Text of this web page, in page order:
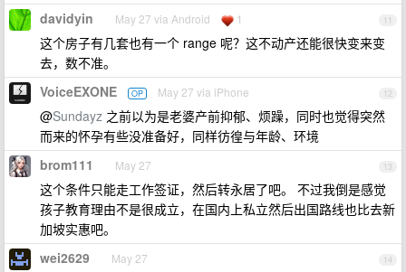
11
davidyin May 27 via Android 1
这个房子有几套也有一个 range 呢？这不动产还能很快变来变
去，数不准。
12
VoiceEXONE OP May 27 via iPhone
@Sundayz 之前以为是老婆产前抑郁、烦躁，同时也觉得突然
而来的怀孕有些没准备好，同样彷徨与年龄、环境
13
brom111 May 27
这个条件只能走工作签证，然后转永居了吧。 不过我倒是感觉
孩子教育理由不是很成立，在国内上私立然后出国路线也比去新
加坡实惠吧。
14
wei2629 May 27